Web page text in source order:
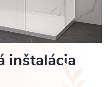
inštalácia